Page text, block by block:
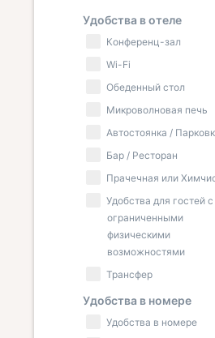
Удобства в отеле
Конференц-зал
Wi-Fi
Обеденный стол
Микроволновая печь
Автостоянка /
Бар / Ресторан
Прачечная или
Удобства для гостей с
ограниченными
физическими
возможностями
Трансфер
Удобства в номере
Удобства в номере